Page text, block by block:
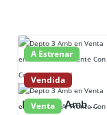
A Estrenar
Vendida
Venta
Depto 3 Amb en